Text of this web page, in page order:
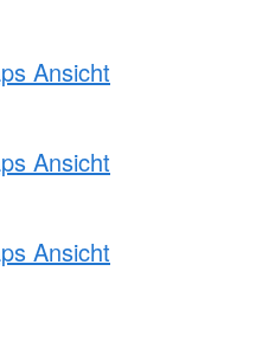
Ansicht
Ansicht
Ansicht